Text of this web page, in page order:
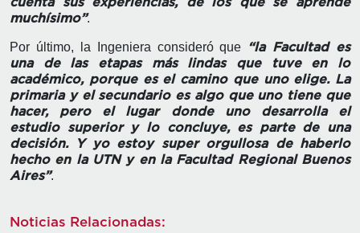
muchísimo”.
Por último, la Ingeniera consideró que
“la Facultad es
una de las etapas más lindas que tuve en lo
académico, porque es el camino que uno elige. La
primaria y el secundario es algo que uno tiene que
hacer, pero el lugar donde uno desarrolla el
estudio superior y lo concluye, es parte de una
decisión. Y yo estoy super orgullosa de haberlo
hecho en la UTN y en la Facultad Regional Buenos
Aires”.
Noticias Relacionadas: